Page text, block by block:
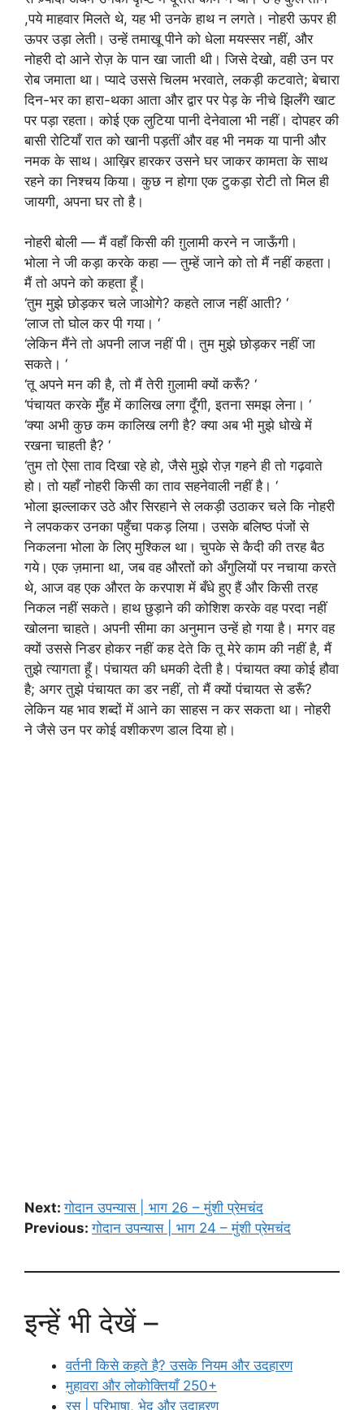
,पये माहवार मिलते थे, यह भी उनके हाथ न लगते। नोहरी ऊपर ही
ऊपर उड़ा लेती। उन्हें तमाखू पीने को धेला मयस्सर नहीं, और
नोहरी दो आने रोज़ के पान खा जाती थी। जिसे देखो, वही उन पर
रोब जमाता था। प्यादे उससे चिलम भरवाते, लकड़ी कटवाते; बेचारा
दिन-भर का हारा-थका आता और द्वार पर पेड़ के नीचे झिलँगे खाट
पर पड़ा रहता। कोई एक लुटिया पानी देनेवाला भी नहीं। दोपहर की
बासी रोटियाँ रात को खानी पड़तीं और वह भी नमक या पानी और
नमक के साथ। आख़िर हारकर उसने घर जाकर कामता के साथ
रहने का निश्चय किया। कुछ न होगा एक टुकड़ा रोटी तो मिल ही
जायगी, अपना घर तो है।
नोहरी बोली — मैं वहाँ किसी की ग़ुलामी करने न जाऊँगी।
भोला ने जी कड़ा करके कहा — तुम्हें जाने को तो मैं नहीं कहता।
मैं तो अपने को कहता हूँ।
‘तुम मुझे छोड़कर चले जाओगे? कहते लाज नहीं आती? ‘
‘लाज तो घोल कर पी गया। ‘
‘लेकिन मैंने तो अपनी लाज नहीं पी। तुम मुझे छोड़कर नहीं जा
सकते। ‘
‘तू अपने मन की है, तो मैं तेरी ग़ुलामी क्यों करूँ? ‘
‘पंचायत करके मुँह में कालिख लगा दूँगी, इतना समझ लेना। ‘
‘क्या अभी कुछ कम कालिख लगी है? क्या अब भी मुझे धोखे में
रखना चाहती है? ‘
‘तुम तो ऐसा ताव दिखा रहे हो, जैसे मुझे रोज़ गहने ही तो गढ़वाते
हो। तो यहाँ नोहरी किसी का ताव सहनेवाली नहीं है। ‘
भोला झल्लाकर उठे और सिरहाने से लकड़ी उठाकर चले कि नोहरी
ने लपककर उनका पहुँचा पकड़ लिया। उसके बलिष्ठ पंजों से
निकलना भोला के लिए मुश्किल था। चुपके से कैदी की तरह बैठ
गये। एक ज़माना था, जब वह औरतों को अँगुलियों पर नचाया करते
थे, आज वह एक औरत के करपाश में बँधे हुए हैं और किसी तरह
निकल नहीं सकते। हाथ छुड़ाने की कोशिश करके वह परदा नहीं
खोलना चाहते। अपनी सीमा का अनुमान उन्हें हो गया है। मगर वह
क्यों उससे निडर होकर नहीं कह देते कि तू मेरे काम की नहीं है, मैं
तुझे त्यागता हूँ। पंचायत की धमकी देती है। पंचायत क्या कोई हौवा
है; अगर तुझे पंचायत का डर नहीं, तो मैं क्यों पंचायत से डरूँ?
लेकिन यह भाव शब्दों में आने का साहस न कर सकता था। नोहरी
ने जैसे उन पर कोई वशीकरण डाल दिया हो।
Next:गोदान उपन्यास | भाग 26 – मुंशी प्रेमचंद
Previous:गोदान उपन्यास | भाग 24 – मुंशी प्रेमचंद
इन्हें भी देखें –
वर्तनी किसे कहते है? उसके नियम और उदहारण
मुहावरा और लोकोक्तियाँ 250+
रस | परिभाषा, भेद और उदाहरण